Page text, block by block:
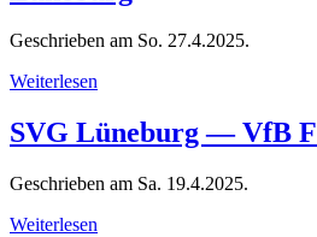
Geschrieben am So. 27.4.2025.
Weiterlesen
SVG Lüneburg — VfB
Geschrieben am Sa. 19.4.2025.
Weiterlesen